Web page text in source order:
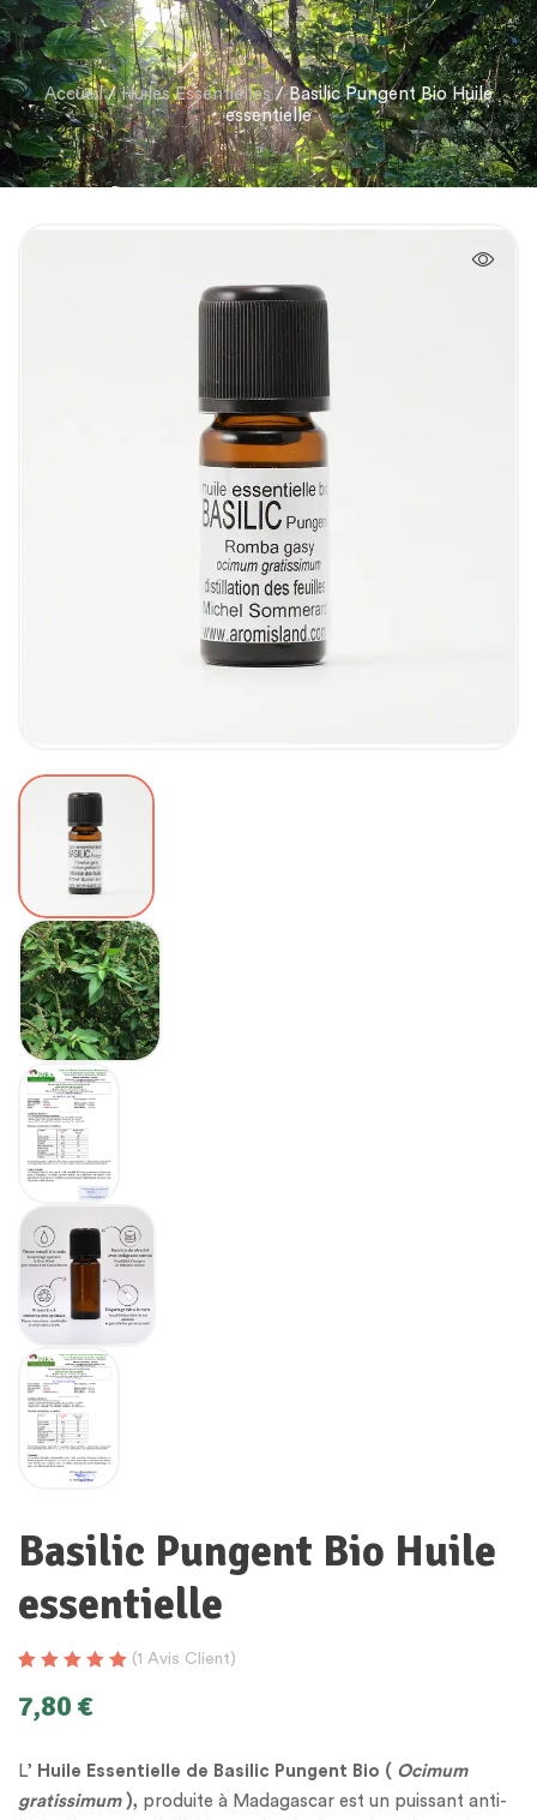
Accueil/Huiles Essentielles/ Basilic Pungent Bio Huile
essentielle
Basilic Pungent Bio Huile
essentielle
5 basé sur
(1 Avis Client)
7,80 €
L’ Huile Essentielle de Basilic Pungent Bio ( Ocimum
gratissimum), produite à Madagascar est un puissant anti-